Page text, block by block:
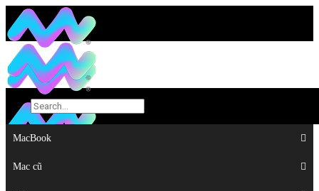
MacBook
Mac cũ
MacBook
Mac cũ